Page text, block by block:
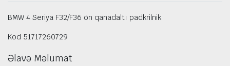
BMW 4 Seriya F32/F36 ön qanadaltı padkrilnik
Kod 51717260729
Əlavə Məlumat